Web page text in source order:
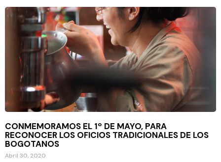
CONMEMORAMOS EL 1º DE MAYO, PARA
RECONOCER LOS OFICIOS TRADICIONALES DE LOS
BOGOTANOS
Abril 30, 2020